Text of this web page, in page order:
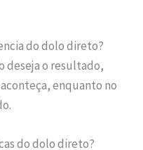
do dolo direto?
deseja o resultado,
enquanto no
do dolo direto?